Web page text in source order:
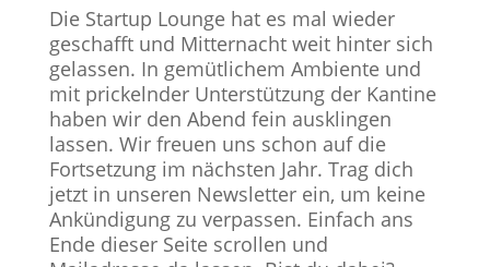
Die Startup Lounge hat es mal wieder
geschafft und Mitternacht weit hinter sich
gelassen. In gemütlichem Ambiente und
mit prickelnder Unterstützung der Kantine
haben wir den Abend fein ausklingen
lassen. Wir freuen uns schon auf die
Fortsetzung im nächsten Jahr. Trag dich
jetzt in unseren Newsletter ein, um keine
Ankündigung zu verpassen. Einfach ans
Ende dieser Seite scrollen und